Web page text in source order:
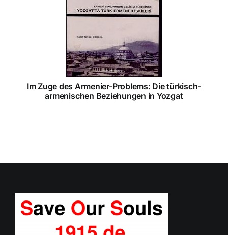
Im Zuge des Armenier-Problems: Die türkisch-
armenischen Beziehungen in Yozgat